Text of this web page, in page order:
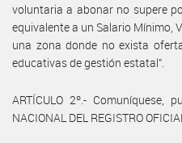
voluntaria a abonar no supere
equivalente a un Salario Mínimo,
una zona donde no exista
educativas de gestión estatal”.
ARTÍCULO 2º.- Comuníquese,
NACIONAL DEL REGISTRO